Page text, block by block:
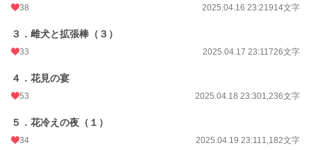
38 2025.04.16 23:21914文字
３．雌犬と拡張棒（３）
33 2025.04.17 23:11726文字
４．花見の宴
53 2025.04.18 23:301,236文字
５．花冷えの夜（１）
34 2025.04.19 23:111,182文字